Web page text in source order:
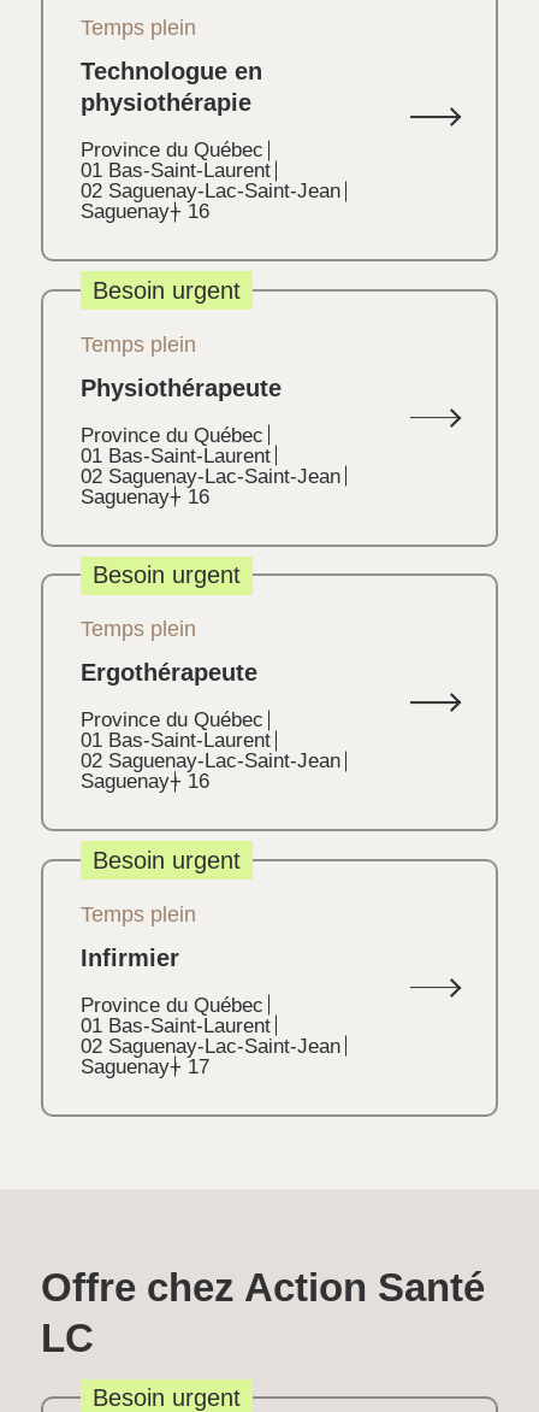
Temps plein
Technologue en
physiothérapie
Province du Québec
01 Bas-Saint-Laurent
02 Saguenay-Lac-Saint-Jean
Saguenay+ 16
Besoin urgent
Temps plein
Physiothérapeute
Province du Québec
01 Bas-Saint-Laurent
02 Saguenay-Lac-Saint-Jean
Saguenay+ 16
Besoin urgent
Temps plein
Ergothérapeute
Province du Québec
01 Bas-Saint-Laurent
02 Saguenay-Lac-Saint-Jean
Saguenay+ 16
Besoin urgent
Temps plein
Infirmier
Province du Québec
01 Bas-Saint-Laurent
02 Saguenay-Lac-Saint-Jean
Saguenay+ 17
Offre chez Action Santé
LC
Besoin urgent